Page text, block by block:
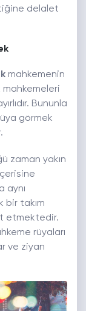
delalet
mahkemenin
mahkemeleri
Bununla
görmek
zaman yakın
aynı
bir takım
etmektedir.
rüyaları
ve ziyan